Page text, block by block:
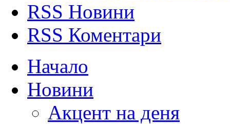
RSS Новини
RSS Коментари
Начало
Новини
Акцент на деня